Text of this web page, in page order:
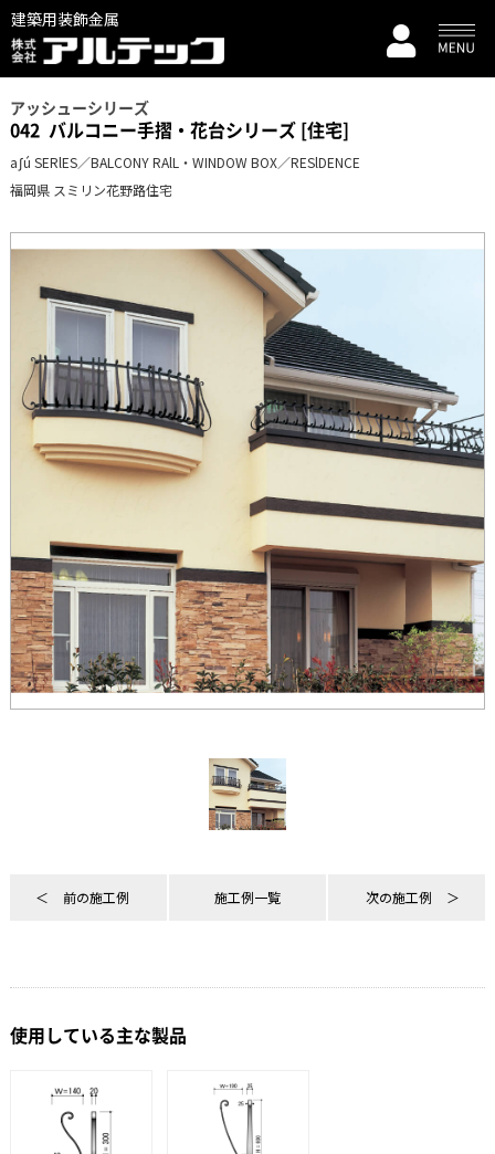
建築用装飾金属
アッシューシリーズ
042 バルコニー手摺・花台シリーズ [住宅]
aʃú SERlES／BALCONY RAlL・WINDOW BOX／RESlDENCE
福岡県 スミリン花野路住宅
前の施工例 施工例一覧 次の施工例
使用している主な製品